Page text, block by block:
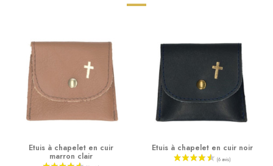
Etuis à chapelet en cuir
marron clair
Etuis à chapelet en cuir noir